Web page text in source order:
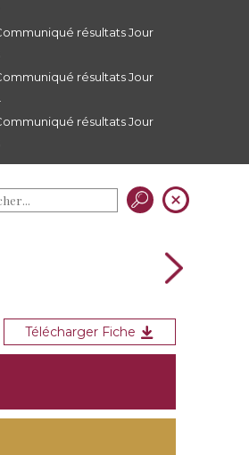
résultats Jour
résultats Jour
résultats Jour
Télécharger Fiche